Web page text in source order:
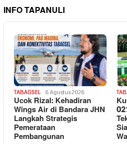
INFO TAPANULI
TABAGSEL 6 Agustus 2026
Ucok Rizal: Kehadiran
Wings Air di Bandara JHN
Langkah Strategis
Pemerataan
Pembangunan